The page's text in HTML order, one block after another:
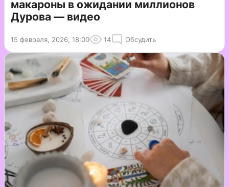
макароны в ожидании миллионов
Дурова — видео
15 февраля, 2026, 18:00 14 Обсудить